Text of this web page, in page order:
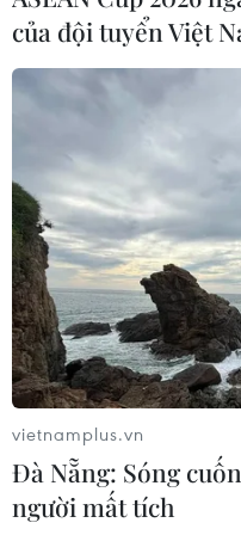
LHQ kêu gọi
nghìn người dân
09/04/2019 00:16
Liên hợp quốc ngày 8/4
ở Libya tạm ngừng
cấp có thể giải cứu
thủ đô Tripoli.
của đội tuyển Việt
vietnamplus.vn
Đà Nẵng: Sóng
người mất tích